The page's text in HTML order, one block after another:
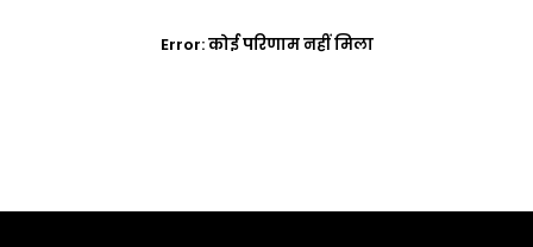
Error:कोई परिणाम नहीं मिला